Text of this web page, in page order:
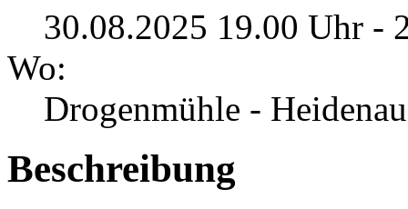
30.08.2025 19.00 Uhr -
Wo:
Drogenmühle - Heidenau
Beschreibung